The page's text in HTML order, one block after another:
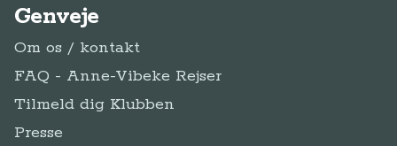
Genveje
Om os / kontakt
FAQ - Anne-Vibeke Rejser
Tilmeld dig Klubben
Presse